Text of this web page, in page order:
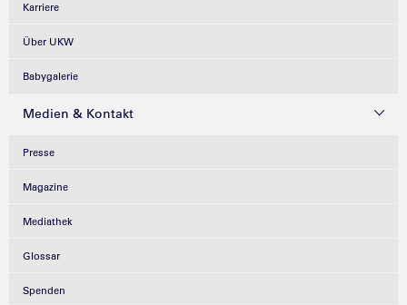
Karriere
Über UKW
Babygalerie
Medien & Kontakt
Presse
Magazine
Mediathek
Glossar
Spenden